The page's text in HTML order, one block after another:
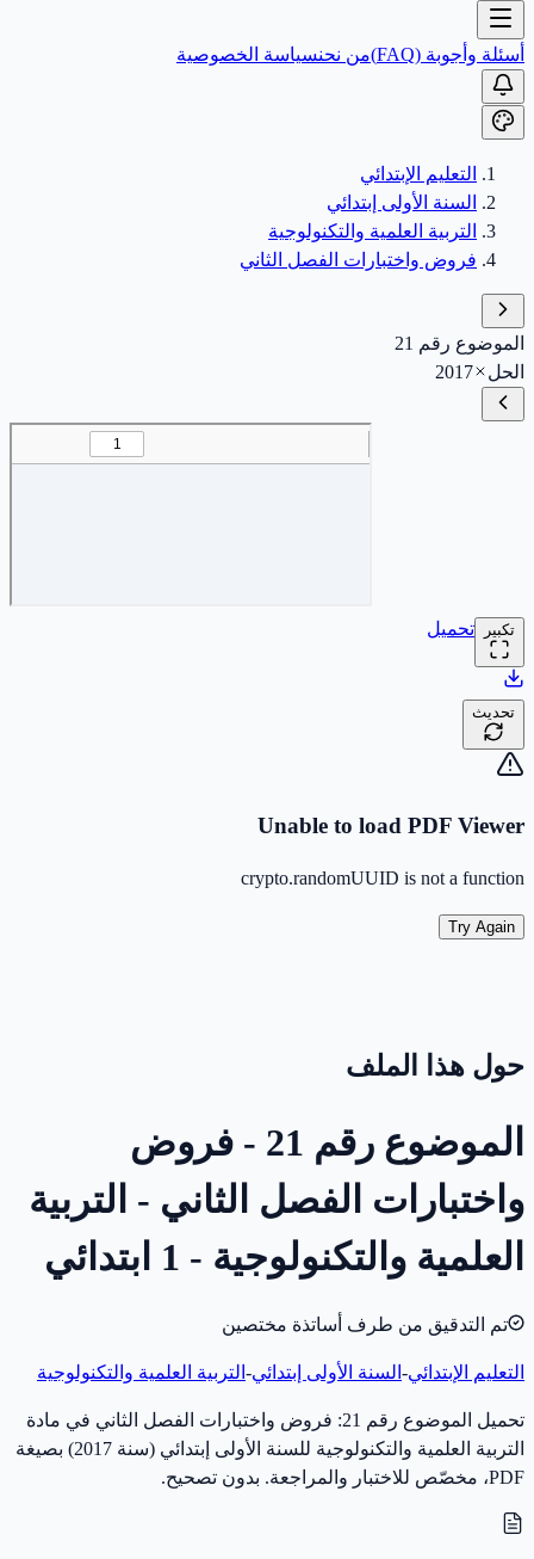
أسئلة وأجوبة (FAQ) من نحنسياسة الخصوصية
التعليم الإبتدائي
السنة الأولى إبتدائي
التربية العلمية والتكنولوجية
فروض واختبارات الفصل الثاني
الموضوع رقم 21
الحل
2017
تكبير تحميل
تحديث
Unable to load PDF Viewer
crypto.randomUUID is not a function
Try Again
حول هذا الملف
الموضوع رقم 21 - فروض
واختبارات الفصل الثاني - التربية
العلمية والتكنولوجية - 1 ابتدائي
تم التدقيق من طرف أساتذة مختصين
التعليم الإبتدائي- السنة الأولى إبتدائي- التربية العلمية والتكنولوجية
تحميل الموضوع رقم 21: فروض واختبارات الفصل الثاني في مادة
التربية العلمية والتكنولوجية للسنة الأولى إبتدائي (سنة 2017) بصيغة
PDF، مخصّص للاختبار والمراجعة. بدون تصحيح.